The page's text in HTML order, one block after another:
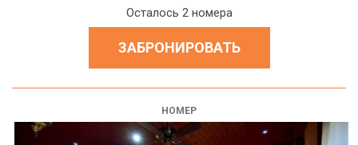
Осталось 2 номера
ЗАБРОНИРОВАТЬ
НОМЕР